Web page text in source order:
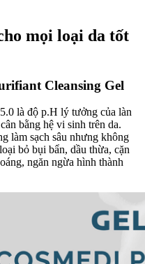
mọi loại da tốt
Cleansing Gel
là độ p.H lý tưởng của làn
bằng hệ vi sinh trên da.
làm sạch sâu nhưng không
bỏ bụi bẩn, dầu thừa, cặn
ngăn ngừa hình thành